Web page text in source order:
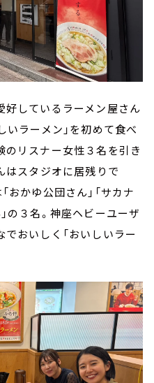
好しているラーメン屋さん
いラーメン」を初めて食べ
のリスナー女性３名を引き
はスタジオに居残りで
おかゆ公団さん」「サカナ
の３名。神座ヘビーユーザ
おいしく「おいしいラー